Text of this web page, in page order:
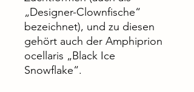
„Designer-Clownfische“
bezeichnet), und zu diesen
gehört auch der Amphiprion
ocellaris „Black Ice
Snowflake“.